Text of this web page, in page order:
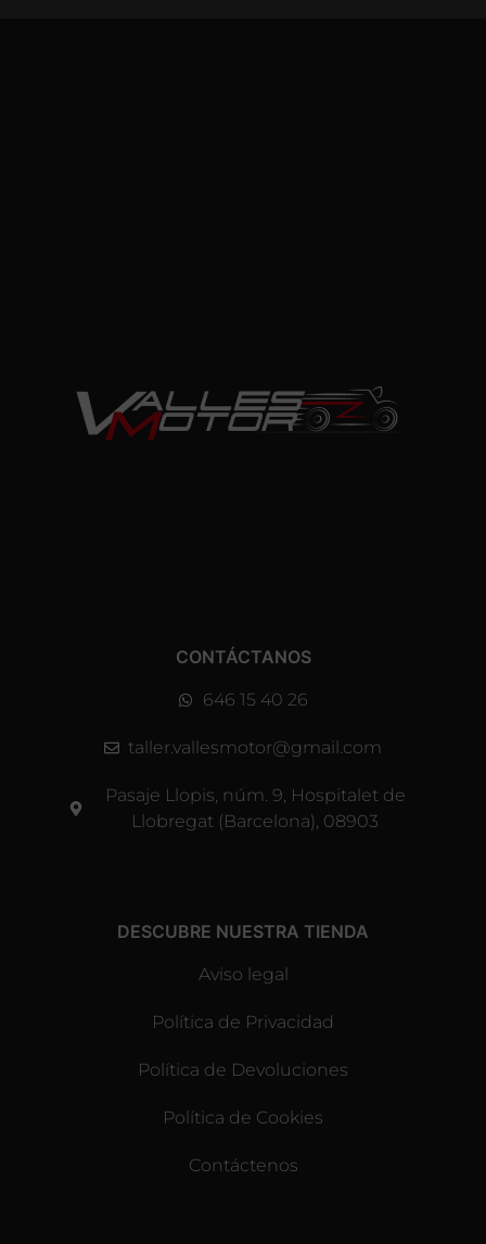
CONTÁCTANOS
646 15 40 26
taller.vallesmotor@gmail.com
Pasaje Llopis, núm. 9, Hospitalet de
Llobregat (Barcelona), 08903
DESCUBRE NUESTRA TIENDA
Aviso legal
Política de Privacidad
Política de Devoluciones
Política de Cookies
Contáctenos